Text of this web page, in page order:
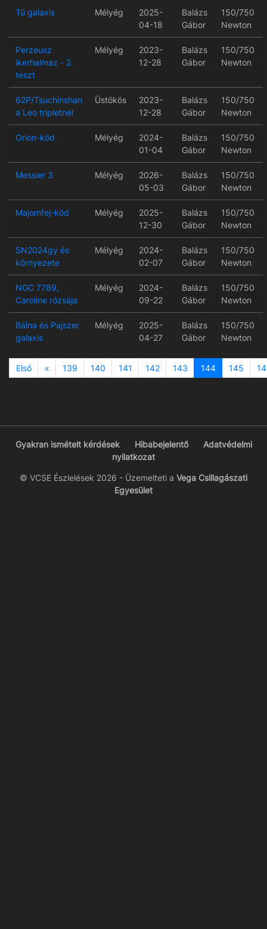
Tű galaxis Mélyég
2025-
04-18
Balázs
Gábor
150/750
Newton
Perzeusz
ikerhalmaz - 2.
teszt
Mélyég
2023-
12-28
Balázs
Gábor
150/750
Newton
62P/Tsuchinshan
a Leo tripletnél
Üstökös
2023-
12-28
Balázs
Gábor
150/750
Newton
Orion-köd Mélyég
2024-
01-04
Balázs
Gábor
150/750
Newton
Messier 3 Mélyég
2026-
05-03
Balázs
Gábor
150/750
Newton
Majomfej-köd Mélyég
2025-
12-30
Balázs
Gábor
150/750
Newton
SN2024gy és
környezete
Mélyég
2024-
02-07
Balázs
Gábor
150/750
Newton
NGC 7789,
Caroline rózsája
Mélyég
2024-
09-22
Balázs
Gábor
150/750
Newton
Bálna és Pajszer
galaxis
Mélyég
2025-
04-27
Balázs
Gábor
150/750
Newton
Első «Previous
139 140 141 142 143 144 145
Gyakran ismételt kérdések Hibabejelentő
Adatvédelmi
nyilatkozat
© VCSE Észlelések 2026 - Üzemelteti a Vega Csillagászati
Egyesület